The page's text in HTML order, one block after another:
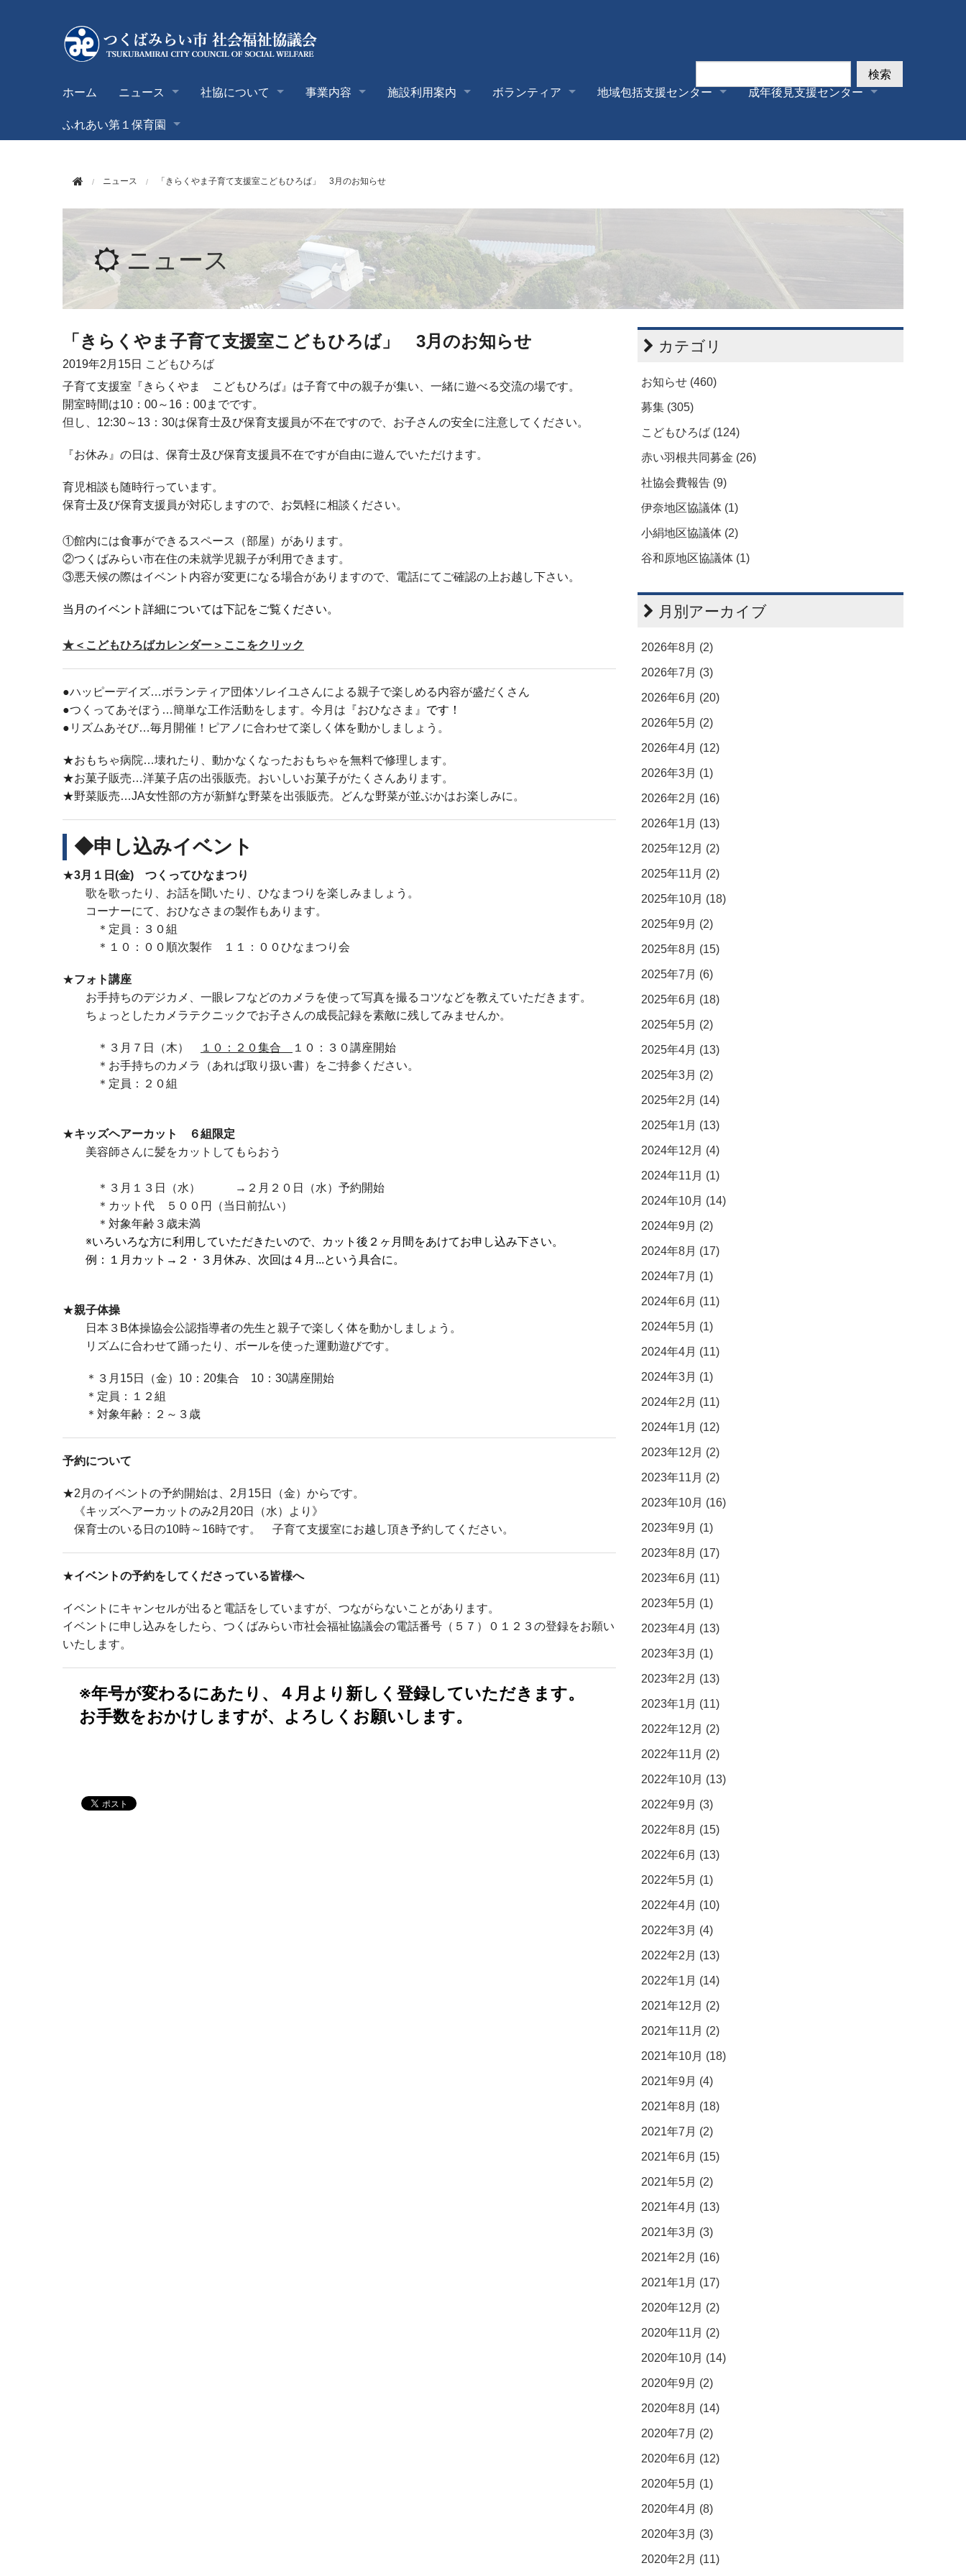
ホーム ニュース 社協について 事業内容 施設利用案内 ボランティア 地域包括支援センター
成年後見支援センター
ふれあい第１保育園
検索
ニュース 「きらくやま子育て支援室こどもひろば」 3月のお知らせ
ニュース
「きらくやま子育て支援室こどもひろば」 3月のお知らせ
2019年2月15日 こどもひろば
子育て支援室『きらくやま こどもひろば』は子育て中の親子が集い、一緒に遊べる交流の場です。
開室時間は10：00～16：00までです。
但し、12:30～13：30は保育士及び保育支援員が不在ですので、お子さんの安全に注意してください。
『お休み』の日は、保育士及び保育支援員不在ですが自由に遊んでいただけます。
育児相談も随時行っています。
保育士及び保育支援員が対応しますので、お気軽に相談ください。
①館内には食事ができるスペース（部屋）があります。
②つくばみらい市在住の未就学児親子が利用できます。
③悪天候の際はイベント内容が変更になる場合がありますので、電話にてご確認の上お越し下さい。
当月のイベント詳細については下記をご覧ください。
★＜こどもひろばカレンダー＞ここをクリック
●ハッピーデイズ…ボランティア団体ソレイユさんによる親子で楽しめる内容が盛だくさん
●つくってあそぼう…簡単な工作活動をします。今月は『おひなさま』 です！
●リズムあそび…毎月開催！ピアノに合わせて楽しく体を動かしましょう。
★おもちゃ病院…壊れたり、動かなくなったおもちゃを無料で修理します。
★お菓子販売…洋菓子店の出張販売。おいしいお菓子がたくさんあります。
★野菜販売…JA女性部の方が新鮮な野菜を出張販売。どんな野菜が並ぶかはお楽しみに。
◆申し込みイベント
★3月１日(金) つくってひなまつり
歌を歌ったり、お話を聞いたり、ひなまつりを楽しみましょう。
コーナーにて、おひなさまの製作もあります。
＊定員：３０組
＊１０：００順次製作 １１：００ひなまつり会
★フォト講座
お手持ちのデジカメ、一眼レフなどのカメラを使って写真を撮るコツなどを教えていただきます。
ちょっとしたカメラテクニックでお子さんの成長記録を素敵に残してみませんか。
＊３月７日（木） １０：２０集合
１０：３０講座開始
＊お手持ちのカメラ（あれば取り扱い書）をご持参ください。
＊定員：２０組
★キッズヘアーカット ６組限定
美容師さんに髪をカットしてもらおう
＊３月１３日（水） →２月２０日（水）予約開始
＊カット代 ５００円（当日前払い）
＊対象年齢３歳未満
※いろいろな方に利用していただきたいので、カット後２ヶ月間をあけてお申し込み下さい。
例：１月カット→２・３月休み、次回は４月...という具合に。
★親子体操
日本３B体操協会公認指導者の先生と親子で楽しく体を動かしましょう。
リズムに合わせて踊ったり、ボールを使った運動遊びです。
＊３月15日（金）10：20集合 10：30講座開始
＊定員：１２組
＊対象年齢：２～３歳
予約について
★2月のイベントの予約開始は、2月15日（金）からです。
《キッズヘアーカットのみ2月20日（水）より》
保育士のいる日の10時～16時です。 子育て支援室にお越し頂き予約してください。
★イベントの予約をしてくださっている皆様へ
イベントにキャンセルが出ると電話をしていますが、つながらないことがあります。
イベントに申し込みをしたら、つくばみらい市社会福祉協議会の電話番号（５７）０１２３の登録をお願い
いたします。
※年号が変わるにあたり、４月より新しく登録していただきます。
お手数をおかけしますが、よろしくお願いします。
カテゴリ
お知らせ (460)
募集 (305)
こどもひろば (124)
赤い羽根共同募金 (26)
社協会費報告 (9)
伊奈地区協議体 (1)
小絹地区協議体 (2)
谷和原地区協議体 (1)
月別アーカイブ
2026年8月 (2)
2026年7月 (3)
2026年6月 (20)
2026年5月 (2)
2026年4月 (12)
2026年3月 (1)
2026年2月 (16)
2026年1月 (13)
2025年12月 (2)
2025年11月 (2)
2025年10月 (18)
2025年9月 (2)
2025年8月 (15)
2025年7月 (6)
2025年6月 (18)
2025年5月 (2)
2025年4月 (13)
2025年3月 (2)
2025年2月 (14)
2025年1月 (13)
2024年12月 (4)
2024年11月 (1)
2024年10月 (14)
2024年9月 (2)
2024年8月 (17)
2024年7月 (1)
2024年6月 (11)
2024年5月 (1)
2024年4月 (11)
2024年3月 (1)
2024年2月 (11)
2024年1月 (12)
2023年12月 (2)
2023年11月 (2)
2023年10月 (16)
2023年9月 (1)
2023年8月 (17)
2023年6月 (11)
2023年5月 (1)
2023年4月 (13)
2023年3月 (1)
2023年2月 (13)
2023年1月 (11)
2022年12月 (2)
2022年11月 (2)
2022年10月 (13)
2022年9月 (3)
2022年8月 (15)
2022年6月 (13)
2022年5月 (1)
2022年4月 (10)
2022年3月 (4)
2022年2月 (13)
2022年1月 (14)
2021年12月 (2)
2021年11月 (2)
2021年10月 (18)
2021年9月 (4)
2021年8月 (18)
2021年7月 (2)
2021年6月 (15)
2021年5月 (2)
2021年4月 (13)
2021年3月 (3)
2021年2月 (16)
2021年1月 (17)
2020年12月 (2)
2020年11月 (2)
2020年10月 (14)
2020年9月 (2)
2020年8月 (14)
2020年7月 (2)
2020年6月 (12)
2020年5月 (1)
2020年4月 (8)
2020年3月 (3)
2020年2月 (11)